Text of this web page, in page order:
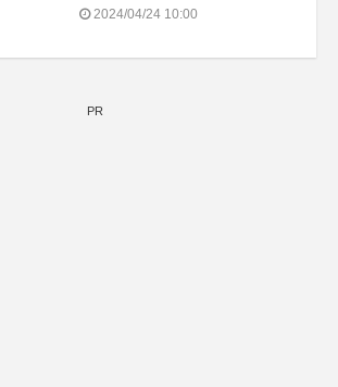
会2024/04/24 10:00
PR